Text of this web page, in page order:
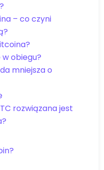
– co czyni
w obiegu?
mniejsza o
rozwiązana jest